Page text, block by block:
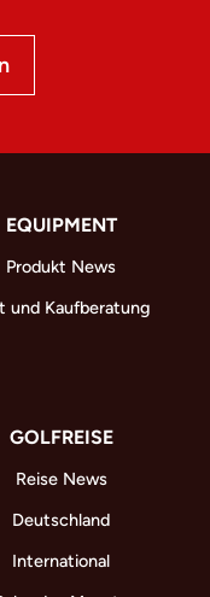
EQUIPMENT
Produkt News
und Kaufberatung
GOLFREISE
Reise News
Deutschland
International